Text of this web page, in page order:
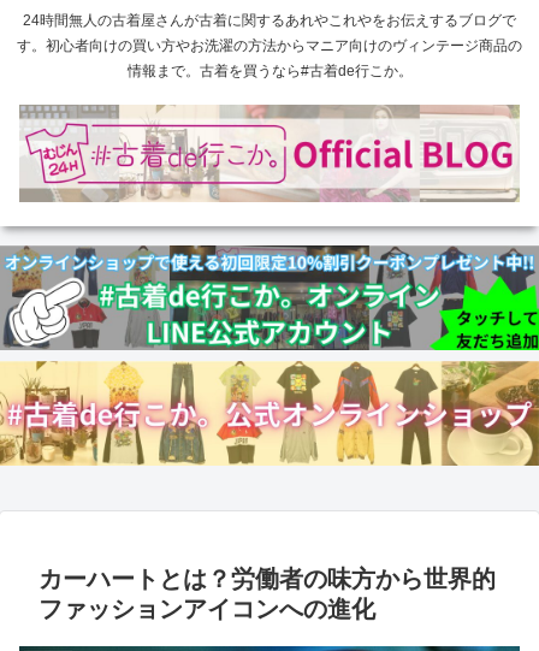
24時間無人の古着屋さんが古着に関するあれやこれやをお伝えするブログで
す。初心者向けの買い方やお洗濯の方法からマニア向けのヴィンテージ商品の
情報まで。古着を買うなら#古着de行こか。
カーハートとは？労働者の味方から世界的
ファッションアイコンへの進化